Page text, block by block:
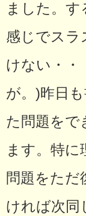
ました。
感じでスラ
けない・・
が。)昨日
た問題をで
ます。特
問題をただ
ければ次同